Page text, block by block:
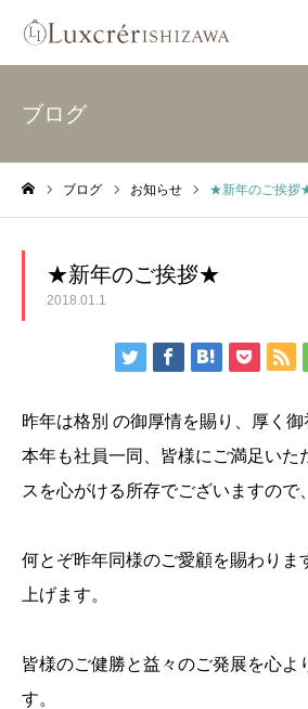
ブログ
ブログ お知らせ ★新年のご挨拶
★新年のご挨拶★
2018.01.1
昨年は格別 の御厚情を賜り、厚く御
本年も社員一同、皆様にご満足いた
スを心がける所存でございますので、
何とぞ昨年同様のご愛顧を賜わりま
上げます。
皆様のご健勝と益々のご発展を心よ
す。